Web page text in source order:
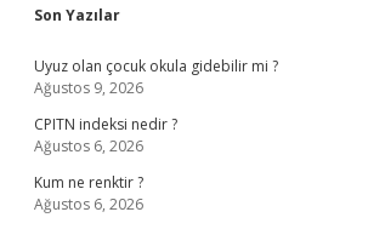
Sidebar
Son Yazılar
Uyuz olan çocuk okula gidebilir mi ?
Ağustos 9, 2026
CPITN indeksi nedir ?
Ağustos 6, 2026
Kum ne renktir ?
Ağustos 6, 2026